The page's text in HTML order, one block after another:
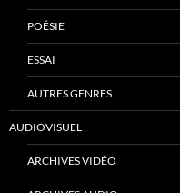
POÉSIE
ESSAI
AUTRES GENRES
AUDIOVISUEL
ARCHIVES VIDÉO